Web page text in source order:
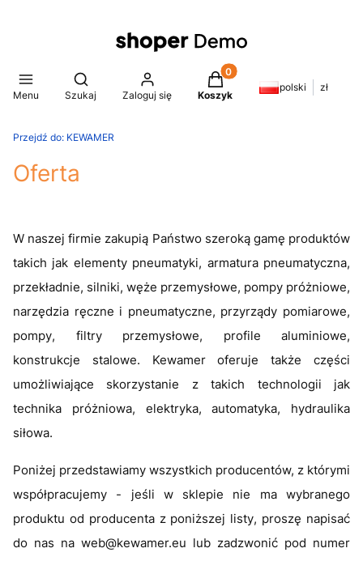
Menu
Otwórz wyszukiwarkę
Szukaj Zaloguj się
Produkty w koszyku: 0.
Koszyk
polski zł
Przejdź do: KEWAMER
Oferta
W naszej firmie zakupią Państwo szeroką gamę produktów
takich jak elementy pneumatyki, armatura pneumatyczna,
przekładnie, silniki, węże przemysłowe, pompy próżniowe,
narzędzia ręczne i pneumatyczne, przyrządy pomiarowe,
pompy, filtry przemysłowe, profile aluminiowe,
konstrukcje stalowe. Kewamer oferuje także części
umożliwiające skorzystanie z takich technologii jak
technika próżniowa, elektryka, automatyka, hydraulika
siłowa.
Poniżej przedstawiamy wszystkich producentów, z którymi
współpracujemy - jeśli w sklepie nie ma wybranego
produktu od producenta z poniższej listy, proszę napisać
do nas na web@kewamer.eu lub zadzwonić pod numer